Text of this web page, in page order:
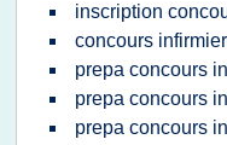
inscription
concours
prepa concours
prepa concours
prepa concours